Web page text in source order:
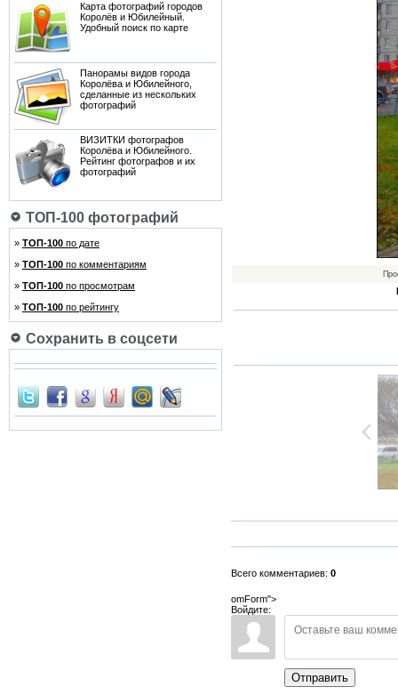
Карта фотографий городов
Королёв и Юбилейный.
Удобный поиск по карте
Панорамы видов города
Королёва и Юбилейного,
сделанные из нескольких
фотографий
ВИЗИТКИ фотографов
Королёва и Юбилейного.
Рейтинг фотографов и их
фотографий
ТОП-100 фотографий
» ТОП-100 по дате
» ТОП-100 по комментариям
» ТОП-100 по просмотрам
» ТОП-100 по рейтингу
Сохранить в соцсети
Всего комментариев: 0
omForm">
Войдите:
Отправить